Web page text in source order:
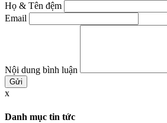
Họ & Tên đệm
Email
Nội dung bình luận
x
Danh mục tin tức